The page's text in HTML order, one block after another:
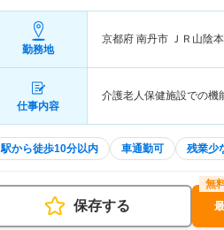
勤務地
京都府 南丹市 ＪＲ山陰
仕事内容
介護老人保健施設での機
駅から徒歩10分以内 車通勤可 残業少
保存する